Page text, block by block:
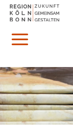
Menü